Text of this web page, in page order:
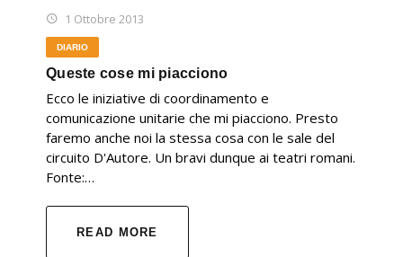
1 Ottobre 2013
DIARIO
Queste cose mi piacciono
Ecco le iniziative di coordinamento e
comunicazione unitarie che mi piacciono. Presto
faremo anche noi la stessa cosa con le sale del
circuito D'Autore. Un bravi dunque ai teatri romani.
Fonte:…
READ MORE